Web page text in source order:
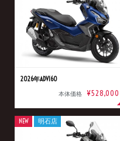
2026年ADV160
本体価格 ¥528,000
NEW 明石店